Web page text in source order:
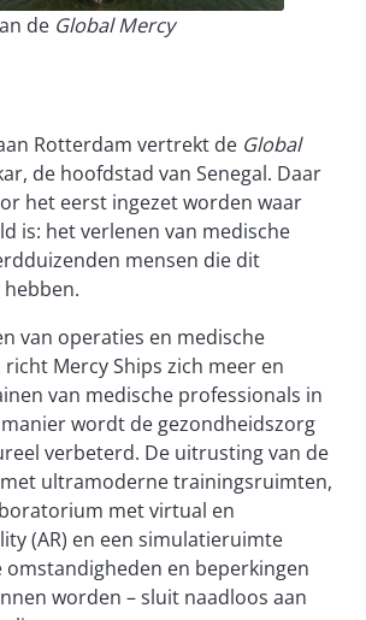
de Global Mercy
Rotterdam vertrekt de Global
de hoofdstad van Senegal. Daar
het eerst ingezet worden waar
is: het verlenen van medische
mensen die dit
van operaties en medische
Mercy Ships zich meer en
van medische professionals in
wordt de gezondheidszorg
verbeterd. De uitrusting van de
ultramoderne trainingsruimten,
met virtual en
(AR) en een simulatieruimte
omstandigheden en beperkingen
worden – sluit naadloos aan